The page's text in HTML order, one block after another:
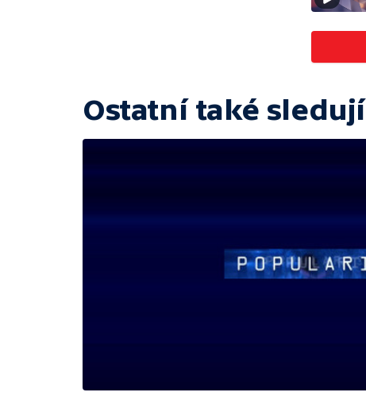
Ostatní také sledují